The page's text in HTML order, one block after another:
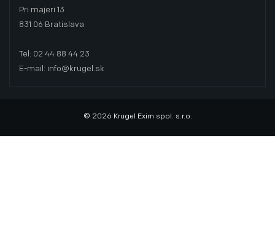
Pri majeri 13
831 06 Bratislava
Tel: 02 44 88 44 23
E-mail: info@krugel.sk
© 2026 Krugel Exim spol. s.r.o.